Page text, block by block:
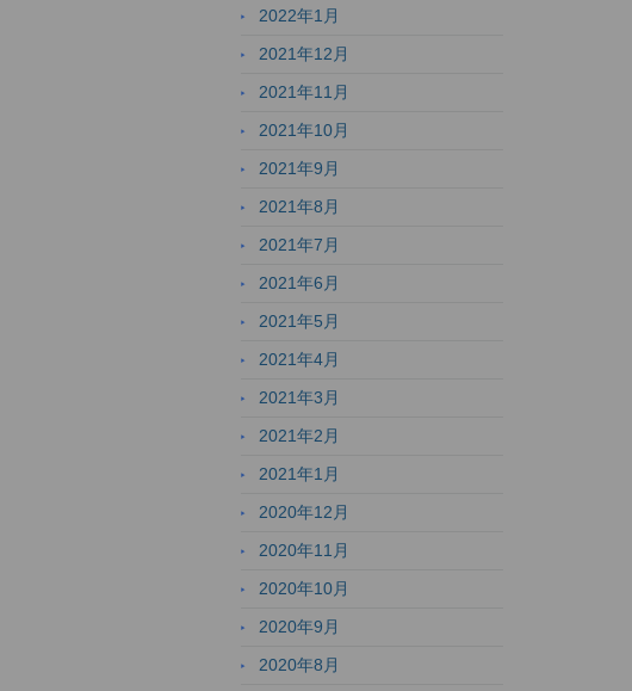
2022年1月
2021年12月
2021年11月
2021年10月
2021年9月
2021年8月
2021年7月
2021年6月
2021年5月
2021年4月
2021年3月
2021年2月
2021年1月
2020年12月
2020年11月
2020年10月
2020年9月
2020年8月